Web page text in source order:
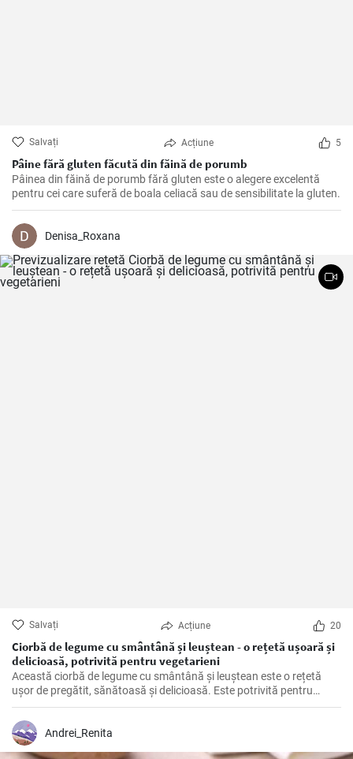
Salvați Acțiune 5
Pâine fără gluten făcută din făină de porumb
Pâinea din făină de porumb fără gluten este o alegere excelentă
pentru cei care suferă de boala celiacă sau de sensibilitate la gluten.
Denisa_Roxana
Salvați Acțiune 20
Ciorbă de legume cu smântână și leuștean - o rețetă ușoară și
delicioasă, potrivită pentru vegetarieni
Această ciorbă de legume cu smântână și leuștean este o rețetă
ușor de pregătit, sănătoasă și delicioasă. Este potrivită pentru
vegetarieni, deoarece nu conține carne, dar este plină de legume
proaspete și arome delicioase.
Andrei_Renita